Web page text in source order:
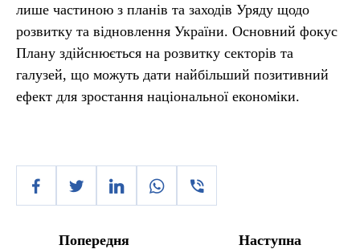
лише частиною з планів та заходів Уряду щодо
розвитку та відновлення України. Основний фокус
Плану здійснюється на розвитку секторів та
галузей, що можуть дати найбільший позитивний
ефект для зростання національної економіки.
Попередня Наступна